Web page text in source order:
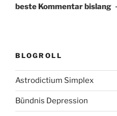
beste Kommentar bislang
BLOGROLL
Astrodictium Simplex
Bündnis Depression